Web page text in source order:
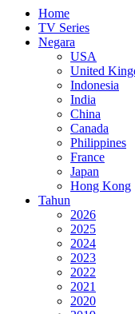
Home
TV Series
Negara
USA
United
Indonesia
India
China
Canada
Philippines
France
Japan
Hong Kong
Tahun
2026
2025
2024
2023
2022
2021
2020